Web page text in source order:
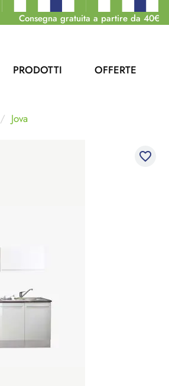
Consegna gratuita a partire da 40€
PRODOTTI OFFERTE
Jova
favorite_border